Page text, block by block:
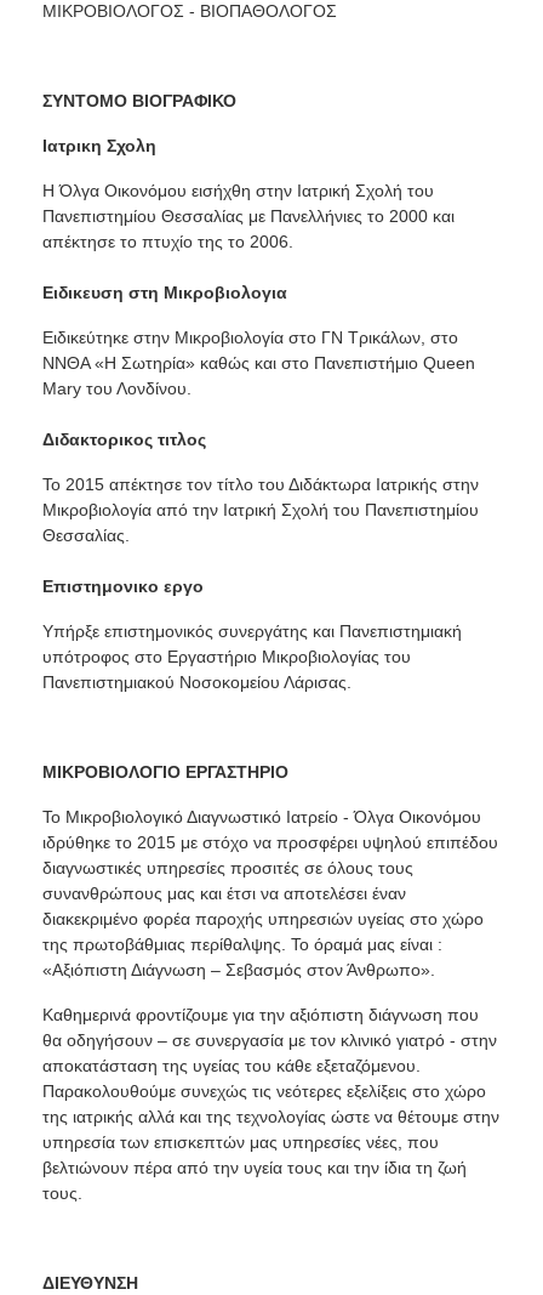
ΜΙΚΡΟΒΙΟΛΟΓΟΣ - ΒΙΟΠΑΘΟΛΟΓΟΣ
ΣΥΝΤΟΜΟ ΒΙΟΓΡΑΦΙΚΟ
Ιατρικη Σχολη
Η Όλγα Οικονόμου εισήχθη στην Ιατρική Σχολή του
Πανεπιστημίου Θεσσαλίας με Πανελλήνιες το 2000 και
απέκτησε το πτυχίο της το 2006.
Ειδικευση στη Μικροβιολογια
Ειδικεύτηκε στην Μικροβιολογία στο ΓΝ Τρικάλων, στο
ΝΝΘΑ «Η Σωτηρία» καθώς και στο Πανεπιστήμιο Queen
Mary του Λονδίνου.
Διδακτορικος τιτλος
Το 2015 απέκτησε τον τίτλο του Διδάκτωρα Ιατρικής στην
Μικροβιολογία από την Ιατρική Σχολή του Πανεπιστημίου
Θεσσαλίας.
Επιστημονικο εργο
Υπήρξε επιστημονικός συνεργάτης και Πανεπιστημιακή
υπότροφος στο Εργαστήριο Μικροβιολογίας του
Πανεπιστημιακού Νοσοκομείου Λάρισας.
ΜΙΚΡΟΒΙΟΛΟΓΙΟ ΕΡΓΑΣΤΗΡΙΟ
Το Μικροβιολογικό Διαγνωστικό Ιατρείο - Όλγα Οικονόμου
ιδρύθηκε το 2015 με στόχο να προσφέρει υψηλού επιπέδου
διαγνωστικές υπηρεσίες προσιτές σε όλους τους
συνανθρώπους μας και έτσι να αποτελέσει έναν
διακεκριμένο φορέα παροχής υπηρεσιών υγείας στο χώρο
της πρωτοβάθμιας περίθαλψης. Το όραμά μας είναι :
«Αξιόπιστη Διάγνωση – Σεβασμός στον Άνθρωπο».
Καθημερινά φροντίζουμε για την αξιόπιστη διάγνωση που
θα οδηγήσουν – σε συνεργασία με τον κλινικό γιατρό - στην
αποκατάσταση της υγείας του κάθε εξεταζόμενου.
Παρακολουθούμε συνεχώς τις νεότερες εξελίξεις στο χώρο
της ιατρικής αλλά και της τεχνολογίας ώστε να θέτουμε στην
υπηρεσία των επισκεπτών μας υπηρεσίες νέες, που
βελτιώνουν πέρα από την υγεία τους και την ίδια τη ζωή
τους.
ΔΙΕΥΘΥΝΣΗ